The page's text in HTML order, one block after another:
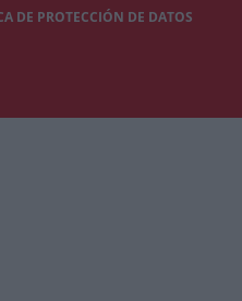
DE PROTECCIÓN DE DATOS